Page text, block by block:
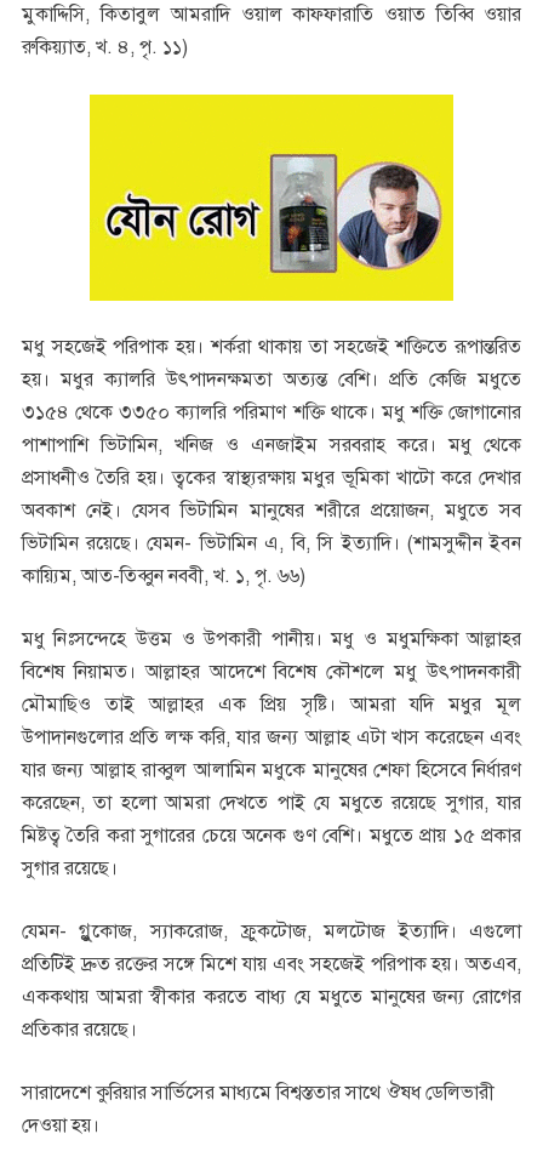
মুকাদ্দিসি, কিতাবুল আমরাদি ওয়াল কাফফারাতি ওয়াত তিব্বি ওয়ার
রুকিয়্যাত, খ. ৪, পৃ. ১১)
মধু সহজেই পরিপাক হয়। শর্করা থাকায় তা সহজেই শক্তিতে রূপান্তরিত
হয়। মধুর ক্যালরি উৎপাদনক্ষমতা অত্যন্ত বেশি। প্রতি কেজি মধুতে
৩১৫৪ থেকে ৩৩৫০ ক্যালরি পরিমাণ শক্তি থাকে। মধু শক্তি জোগানোর
পাশাপাশি ভিটামিন, খনিজ ও এনজাইম সরবরাহ করে। মধু থেকে
প্রসাধনীও তৈরি হয়। ত্বকের স্বাস্থ্যরক্ষায় মধুর ভূমিকা খাটো করে দেখার
অবকাশ নেই। যেসব ভিটামিন মানুষের শরীরে প্রয়োজন, মধুতে সব
ভিটামিন রয়েছে। যেমন- ভিটামিন এ, বি, সি ইত্যাদি। (শামসুদ্দীন ইব্ন
কায়্যিম, আত-তিব্বুন নববী, খ. ১, পৃ. ৬৬)
মধু নিঃসন্দেহে উত্তম ও উপকারী পানীয়। মধু ও মধুমক্ষিকা আল্লাহর
বিশেষ নিয়ামত। আল্লাহর আদেশে বিশেষ কৌশলে মধু উৎপাদনকারী
মৌমাছিও তাই আল্লাহর এক প্রিয় সৃষ্টি। আমরা যদি মধুর মূল
উপাদানগুলোর প্রতি লক্ষ করি, যার জন্য আল্লাহ এটা খাস করেছেন এবং
যার জন্য আল্লাহ রাব্বুল আলামিন মধুকে মানুষের শেফা হিসেবে নির্ধারণ
করেছেন, তা হলো আমরা দেখতে পাই যে মধুতে রয়েছে সুগার, যার
মিষ্টত্ব তৈরি করা সুগারের চেয়ে অনেক গুণ বেশি। মধুতে প্রায় ১৫ প্রকার
সুগার রয়েছে।
যেমন- গ্লুুকোজ, স্যাকরোজ, ফ্রুকটোজ, মলটোজ ইত্যাদি। এগুলো
প্রতিটিই দ্রুত রক্তের সঙ্গে মিশে যায় এবং সহজেই পরিপাক হয়। অতএব,
এককথায় আমরা স্বীকার করতে বাধ্য যে মধুতে মানুষের জন্য রোগের
প্রতিকার রয়েছে।
সারাদেশে কুরিয়ার সার্ভিসের মাধ্যমে বিশ্বস্ততার সাথে ঔষধ ডেলিভারী
দেওয়া হয়।